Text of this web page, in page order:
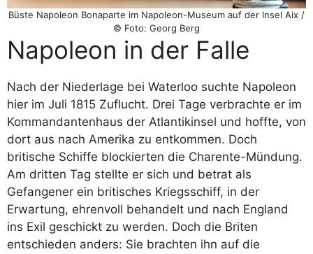
Büste Napoleon Bonaparte im Napoleon-Museum auf der Insel Aix /
© Foto: Georg Berg
Napoleon in der Falle
Nach der Niederlage bei Waterloo suchte Napoleon
hier im Juli 1815 Zuflucht. Drei Tage verbrachte er im
Kommandantenhaus der Atlantikinsel und hoffte, von
dort aus nach Amerika zu entkommen. Doch
britische Schiffe blockierten die Charente-Mündung.
Am dritten Tag stellte er sich und betrat als
Gefangener ein britisches Kriegsschiff, in der
Erwartung, ehrenvoll behandelt und nach England
ins Exil geschickt zu werden. Doch die Briten
entschieden anders: Sie brachten ihn auf die